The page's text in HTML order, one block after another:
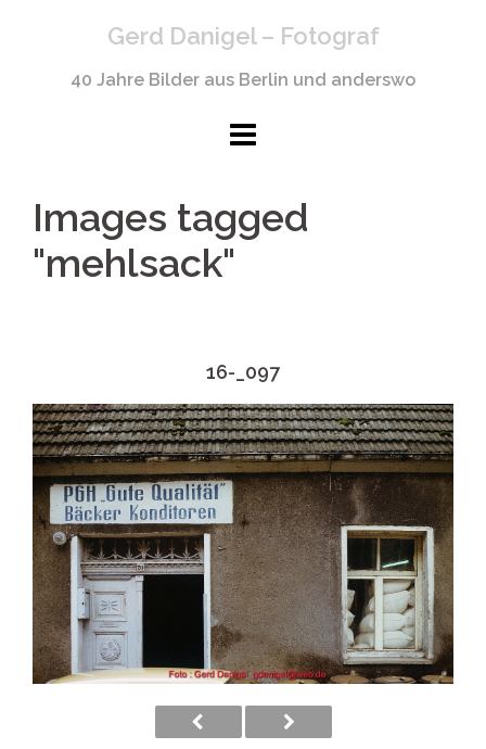
Gerd Danigel – Fotograf
40 Jahre Bilder aus Berlin und anderswo
Images tagged
"mehlsack"
16-_097